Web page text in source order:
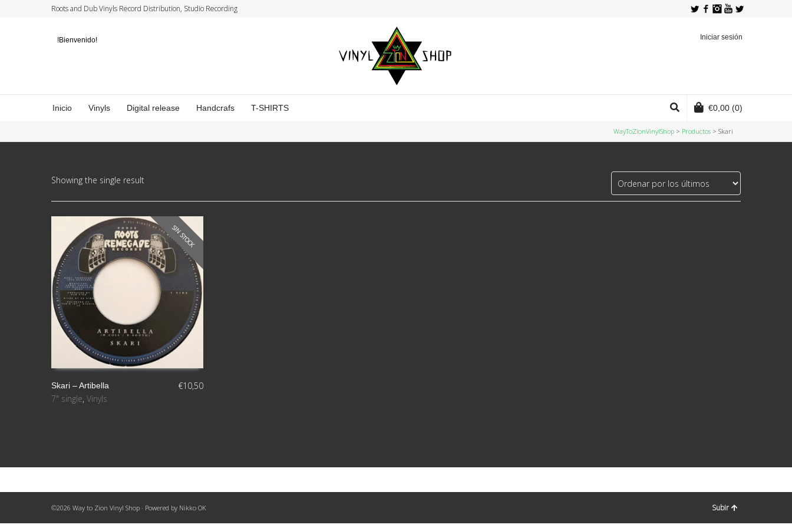
Roots and Dub Vinyls Record Distribution, Studio Recording YouTube
Instagram
Facebook
Twitter
!Bienvenido! Iniciar sesión
Inicio Vinyls Digital release Handcrafs T-SHIRTS €0,00 (0)
WayToZionVinylShop > Productos > Skari ‎
Showing the single result
SIN STOCK
LEER MÁS
Skari ‎– Artibella
7" single, Vinyls
€10,50
©2026 Way to Zion Vinyl Shop · Powered by Nikko OK Subir